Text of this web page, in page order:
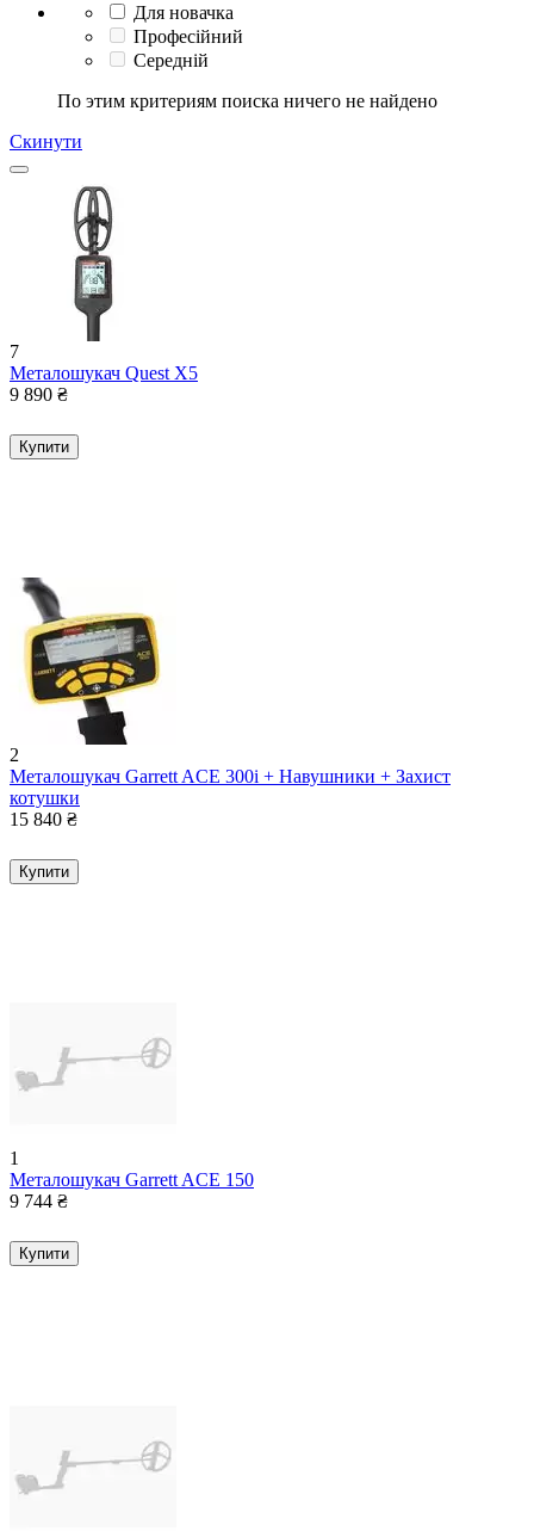
Для новачка
Професійний
Середній
По этим критериям поиска ничего не найдено
Скинути
7
Металошукач Quest X5
9 890 ₴
Купити
2
Металошукач Garrett ACE 300i + Навушники + Захист
котушки
15 840 ₴
Купити
1
Металошукач Garrett ACE 150
9 744 ₴
Купити